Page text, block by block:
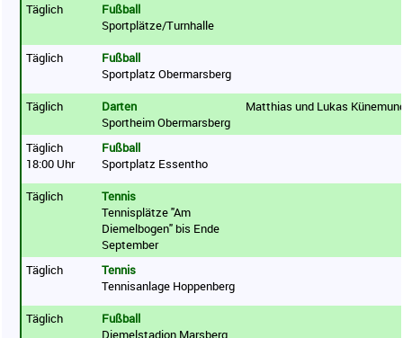
Täglich
Fußball
Sportplätze/Turnhalle
Täglich
Fußball
Sportplatz Obermarsberg
Täglich
Darten
Sportheim Obermarsberg
Matthias und Lukas
Täglich
18:00 Uhr
Fußball
Sportplatz Essentho
Täglich
Tennis
Tennisplätze "Am
Diemelbogen" bis Ende
September
Täglich
Tennis
Tennisanlage Hoppenberg
Täglich
Fußball
Diemelstadion Marsberg